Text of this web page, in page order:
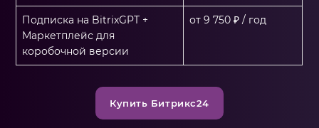
Подписка на BitrixGPT +
Маркетплейс для
коробочной версии
от 9 750 ₽ / год
Купить Битрикс24